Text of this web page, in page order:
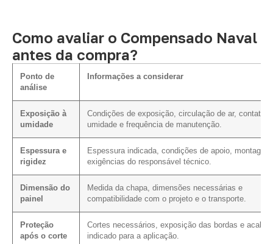
Como avaliar o Compensado Naval
antes da compra?
Ponto de
análise
Informações a considerar
Exposição à
umidade
Condições de exposição, circulação de ar, contato
umidade e frequência de manutenção.
Espessura e
rigidez
Espessura indicada, condições de apoio,
exigências do responsável técnico.
Dimensão do
painel
Medida da chapa, dimensões necessárias e
compatibilidade com o projeto e o transporte.
Proteção
após o corte
Cortes necessários, exposição das bordas e
indicado para a aplicação.